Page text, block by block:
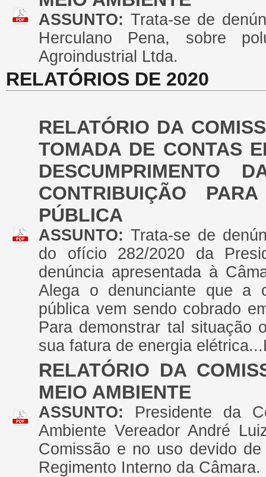
ASSUNTO: Trata-se de
Herculano Pena, sobre
Agroindustrial Ltda.
RELATÓRIOS DE 2020
RELATÓRIO DA
TOMADA DE CONTAS
DESCUMPRIMENTO
CONTRIBUIÇÃO
PÚBLICA
ASSUNTO: Trata-se de
do ofício 282/2020 da
denúncia apresentada à
Alega o denunciante que a
pública vem sendo cobrado
Para demonstrar tal situação
sua fatura de energia
RELATÓRIO DA
MEIO AMBIENTE
ASSUNTO: Presidente da
Ambiente Vereador André
Comissão e no uso devido
Regimento Interno da Câmara.